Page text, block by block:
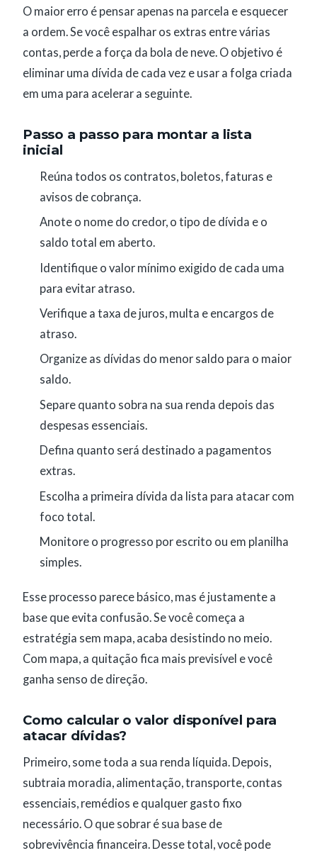
O maior erro é pensar apenas na parcela e esquecer
a ordem. Se você espalhar os extras entre várias
contas, perde a força da bola de neve. O objetivo é
eliminar uma dívida de cada vez e usar a folga criada
em uma para acelerar a seguinte.
Passo a passo para montar a lista
inicial
Reúna todos os contratos, boletos, faturas e
avisos de cobrança.
Anote o nome do credor, o tipo de dívida e o
saldo total em aberto.
Identifique o valor mínimo exigido de cada uma
para evitar atraso.
Verifique a taxa de juros, multa e encargos de
atraso.
Organize as dívidas do menor saldo para o maior
saldo.
Separe quanto sobra na sua renda depois das
despesas essenciais.
Defina quanto será destinado a pagamentos
extras.
Escolha a primeira dívida da lista para atacar com
foco total.
Monitore o progresso por escrito ou em planilha
simples.
Esse processo parece básico, mas é justamente a
base que evita confusão. Se você começa a
estratégia sem mapa, acaba desistindo no meio.
Com mapa, a quitação fica mais previsível e você
ganha senso de direção.
Como calcular o valor disponível para
atacar dívidas?
Primeiro, some toda a sua renda líquida. Depois,
subtraia moradia, alimentação, transporte, contas
essenciais, remédios e qualquer gasto fixo
necessário. O que sobrar é sua base de
sobrevivência financeira. Desse total, você pode